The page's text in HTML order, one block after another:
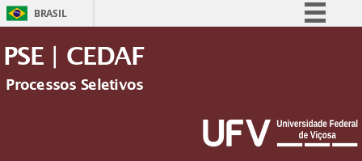
BRASIL
Acesso à informação
Legislação
PSE | CEDAF
Processos Seletivos